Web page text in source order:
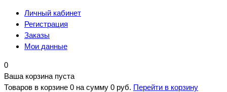
Личный кабинет
Регистрация
Заказы
Мои данные
0
Ваша корзина пуста
Товаров в корзине 0 на сумму 0 руб. Перейти в корзину